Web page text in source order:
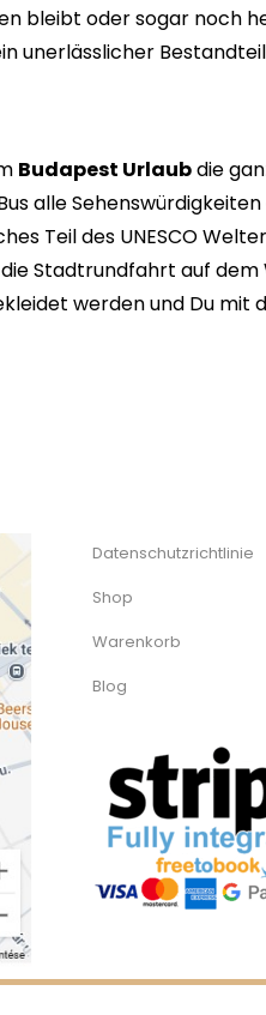
bleibt oder sogar noch
unerlässlicher
Budapest Urlaubdie
alle
Teil des UNESCO
Stadtrundfahrt auf
werden und Du mit
Datenschutzrichtlinie
Shop
Warenkorb
Blog